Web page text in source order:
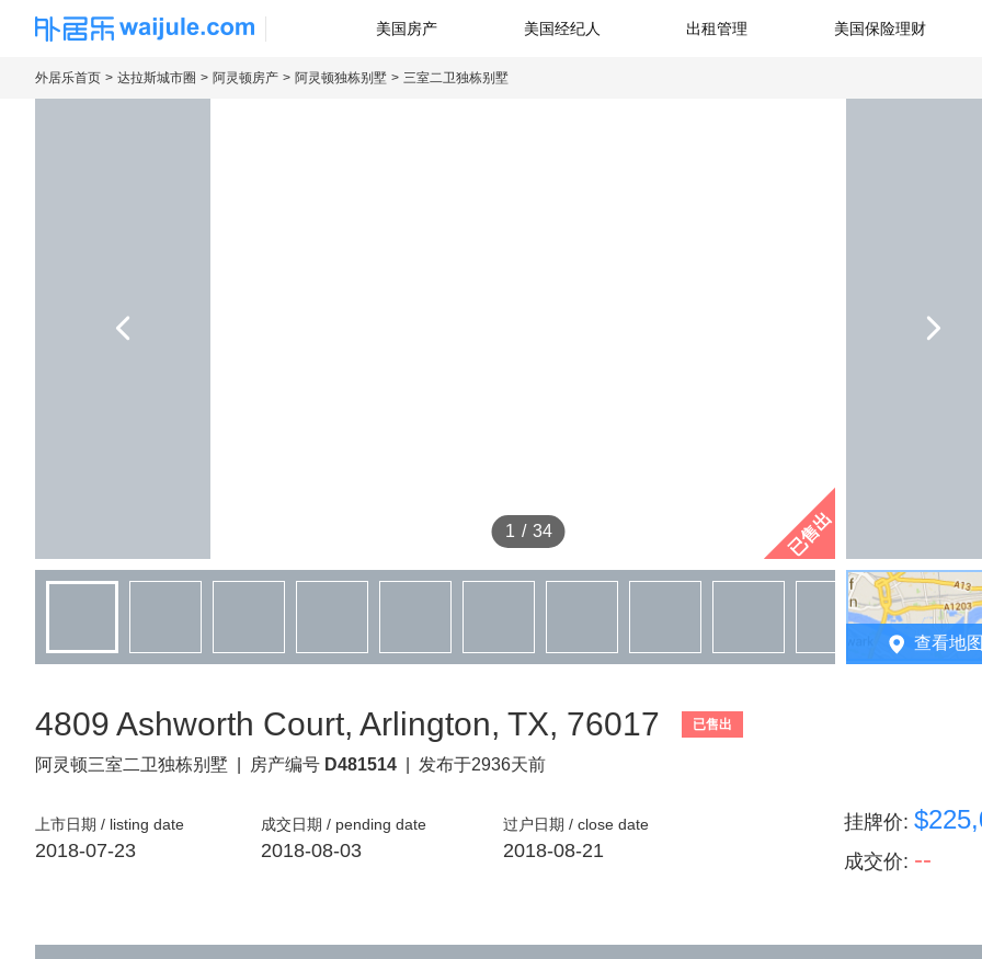
海外房产信息平台
美国房产 美国经纪人 出租管理 美国保险理财
外居乐首页 达拉斯城市圈 阿灵顿房产 阿灵顿独栋别墅 三室二卫独栋别墅
1 / 34 已售出
查看地
4809 Ashworth Court, Arlington, TX, 76017 已售出
阿灵顿三室二卫独栋别墅 房产编号 D481514 发布于2936天前
上市日期 / listing date
2018-07-23
成交日期 / pending date
2018-08-03
过户日期 / close date
2018-08-21
挂牌价:
成交价: --